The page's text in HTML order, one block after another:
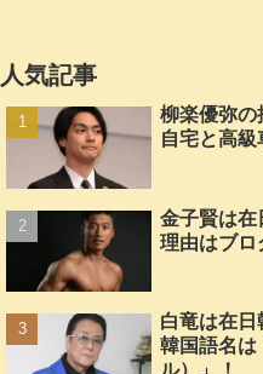
人気記事
柳楽優弥の
自宅と高級
金子賢は在
理由はブロ
白竜は在
韓国語名は
ル）」！